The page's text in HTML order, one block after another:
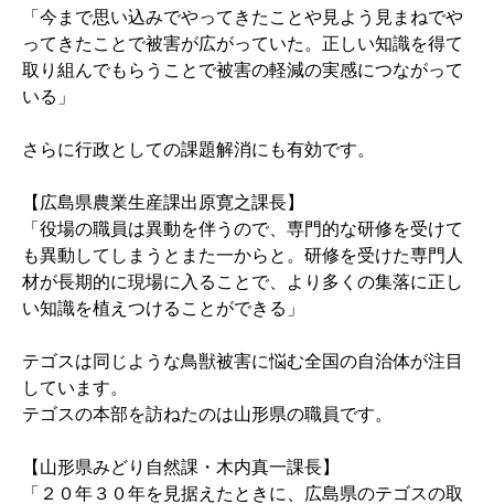
「今まで思い込みでやってきたことや見よう見まねでや
ってきたことで被害が広がっていた。正しい知識を得て
取り組んでもらうことで被害の軽減の実感につながって
いる」
さらに行政としての課題解消にも有効です。
【広島県農業生産課出原寛之課長】
「役場の職員は異動を伴うので、専門的な研修を受けて
も異動してしまうとまた一からと。研修を受けた専門人
材が長期的に現場に入ることで、より多くの集落に正し
い知識を植えつけることができる」
テゴスは同じような鳥獣被害に悩む全国の自治体が注目
しています。
テゴスの本部を訪ねたのは山形県の職員です。
【山形県みどり自然課・木内真一課長】
「２０年３０年を見据えたときに、広島県のテゴスの取